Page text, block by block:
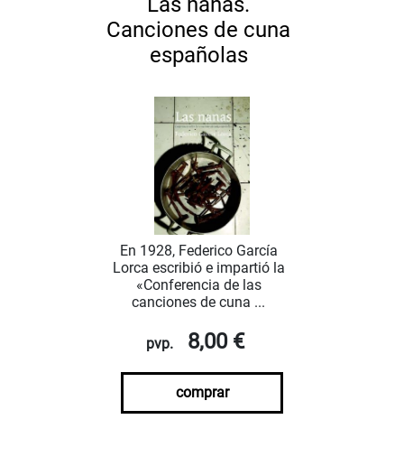
Canciones de cuna
españolas
En 1928, Federico García
Lorca escribió e impartió la
«Conferencia de las
canciones de cuna ...
pvp. 8,00 €
comprar